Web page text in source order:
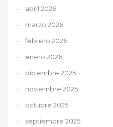
abril 2026
marzo 2026
febrero 2026
enero 2026
diciembre 2025
noviembre 2025
octubre 2025
septiembre 2025